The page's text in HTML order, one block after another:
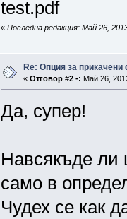
test.pdf
« Последна редакция: Май 26,
Re: Опция за
« Отговор #2 -: Май 26,
Да, супер!
Навсякъде ли
само в
Чудех се как